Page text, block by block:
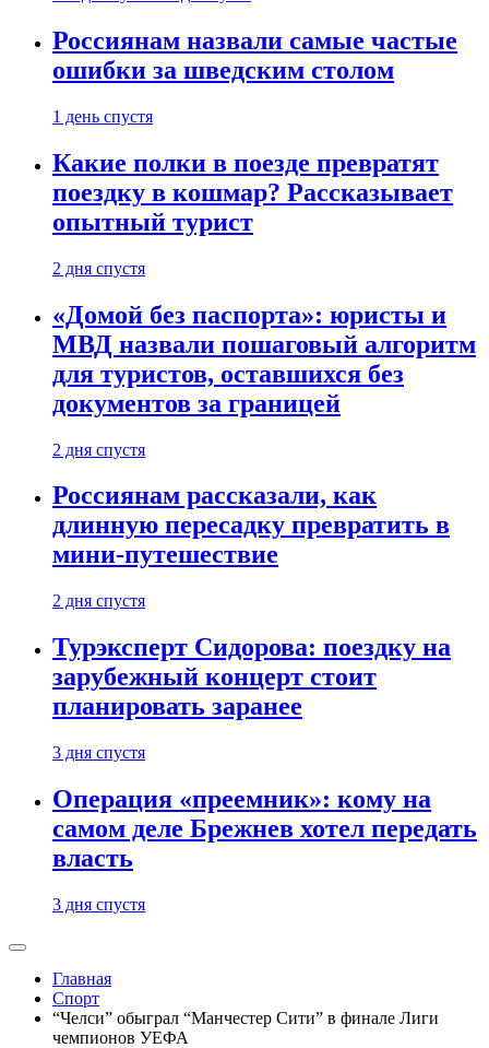
Россиянам назвали самые частые
ошибки за шведским столом
1 день спустя
Какие полки в поезде превратят
поездку в кошмар? Рассказывает
опытный турист
2 дня спустя
«Домой без паспорта»: юристы и
МВД назвали пошаговый алгоритм
для туристов, оставшихся без
документов за границей
2 дня спустя
Россиянам рассказали, как
длинную пересадку превратить в
мини-путешествие
2 дня спустя
Турэксперт Сидорова: поездку на
зарубежный концерт стоит
планировать заранее
3 дня спустя
Операция «преемник»: кому на
самом деле Брежнев хотел передать
власть
3 дня спустя
Главная
Спорт
“Челси” обыграл “Манчестер Сити” в финале Лиги
чемпионов УЕФА